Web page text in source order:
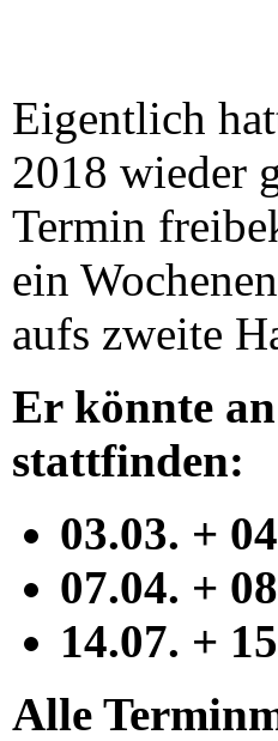
Eigentlich
2018 wieder
Termin
ein
aufs zweite
Er könnte
stattfinden:
03.03. +
07.04. +
14.07. +
Alle